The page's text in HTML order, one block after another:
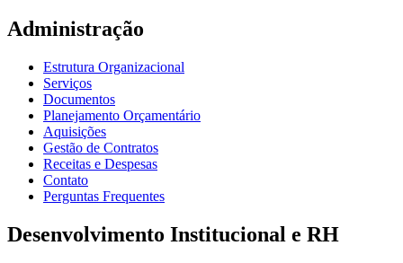
Administração
Estrutura Organizacional
Serviços
Documentos
Planejamento Orçamentário
Aquisições
Gestão de Contratos
Receitas e Despesas
Contato
Perguntas Frequentes
Desenvolvimento Institucional e RH